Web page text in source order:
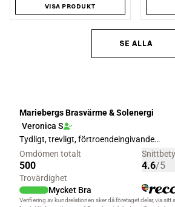
22
900 kr.
600 kr.
VISA PRODUKT
SE ALLA